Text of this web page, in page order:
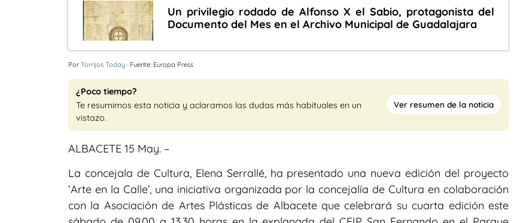
Un privilegio rodado de Alfonso X el Sabio, protagonista del
Documento del Mes en el Archivo Municipal de Guadalajara
Por Torrijos Today · Fuente: Europa Press
¿Poco tiempo?
Te resumimos esta noticia y aclaramos las dudas más habituales en un
vistazo.
Ver resumen de la noticia
ALBACETE 15 May. –
La concejala de Cultura, Elena Serrallé, ha presentado una nueva edición del proyecto
‘Arte en la Calle’, una iniciativa organizada por la concejalía de Cultura en colaboración
con la Asociación de Artes Plásticas de Albacete que celebrará su cuarta edición este